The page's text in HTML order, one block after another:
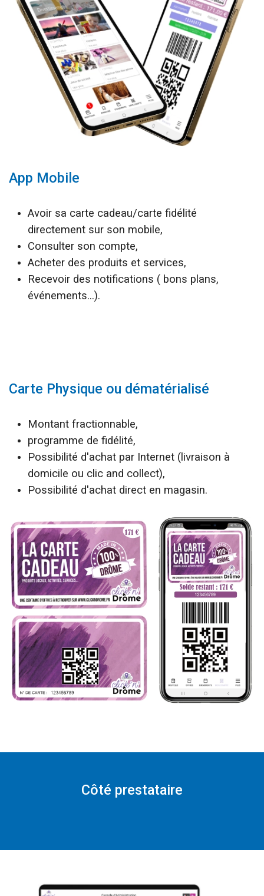
App Mobile
Avoir sa carte cadeau/carte fidélité
directement sur son mobile,
Consulter son compte,
Acheter des produits et services,
Recevoir des notifications ( bons plans,
événements...).
Carte Physique ou dématérialisé
Montant fractionnable,
programme de fidélité,
Possibilité d'achat par Internet (livraison à
domicile ou clic and collect),
Possibilité d'achat direct en magasin.
Côté prestataire